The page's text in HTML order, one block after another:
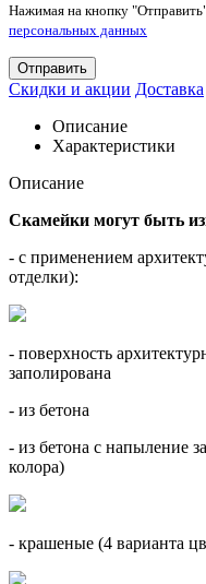
Нажимая на кнопку
персональных данных
Отправить
Скидки и акции Доставка
Описание
Характеристики
Описание
Скамейки могут быть
- с применением
отделки):
- поверхность
заполирована
- из бетона
- из бетона с напыление
колора)
- крашеные (4 варианта